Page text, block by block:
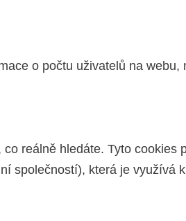
o počtu uživatelů na
reálně hledáte. Tyto cookies
společností), která je využívá